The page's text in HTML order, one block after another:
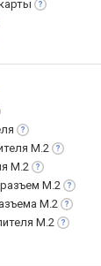
M.2
M.2
M.2
M.2
M.2